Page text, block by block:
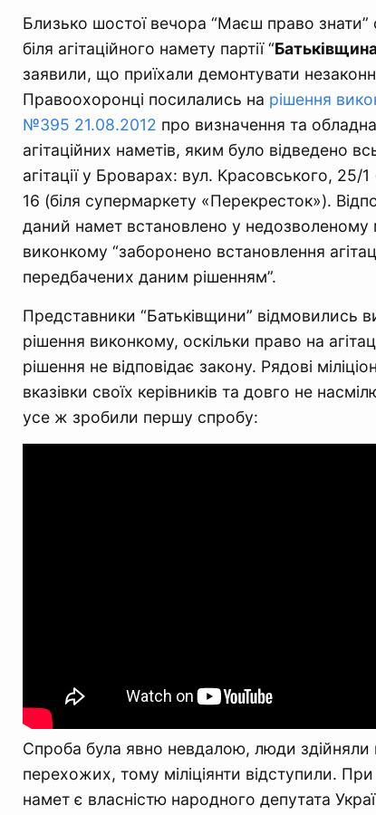
Близько шостої вечора “Маєш право знати”
біля агітаційного намету партії “
заявили, що приїхали демонтувати
Правоохоронці посилались на рішення
№395 21.08.2012 про визначення та
агітаційних наметів, яким було відведено
агітації у Броварах: вул. Красовського, 25/
16 (біля супермаркету «Перекресток»).
даний намет встановлено у недозволеному
виконкому “заборонено встановлення
передбачених даним рішенням”.
Представники “Батьківщини” відмовились
рішення виконкому, оскільки право на
рішення не відповідає закону. Рядові
вказівки своїх керівників та довго не
усе ж зробили першу спробу:
Спроба була явно невдалою, люди здійняли
перехожих, тому міліціянти відступили.
намет є власністю народного депутата